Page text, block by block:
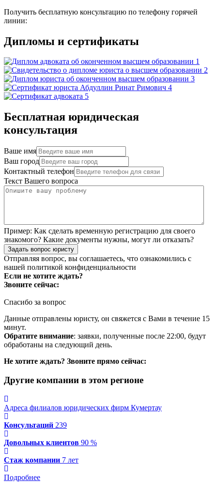
Получить бесплатную консультацию по телефону горячей
линии:
Дипломы и сертификаты
Бесплатная юридическая
консультация
Ваше имя
Ваш город
Контактный телефон
Текст Вашего вопроса
Пример: Как сделать временную регистрацию для своего
знакомого? Какие документы нужны, могут ли отказать?
Задать вопрос юристу
Отправляя вопрос, вы соглашаетесь, что ознакомились с
нашей политикой конфиденциальности
Если не хотите ждать?
Звоните сейчас:
Спасибо за вопрос
Данные отправлены юристу, он свяжется с Вами в течение 15
минут.
Обратите внимание: заявки, полученные после 22:00, будут
обработаны на следующий день.
Не хотите ждать? Звоните прямо сейчас:
Другие компании в этом регионе
Адреса филиалов юридических фирм Кумертау
Консультаций 239
Довольных клиентов 90 %
Стаж компании 7 лет
Подробнее